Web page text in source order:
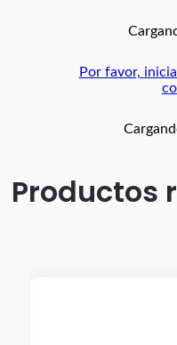
Por favor,
Productos